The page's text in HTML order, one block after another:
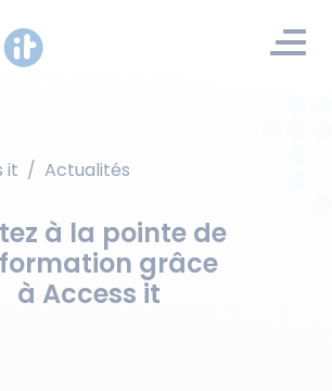
it / Actualités
à la pointe de
grâce
à Access it